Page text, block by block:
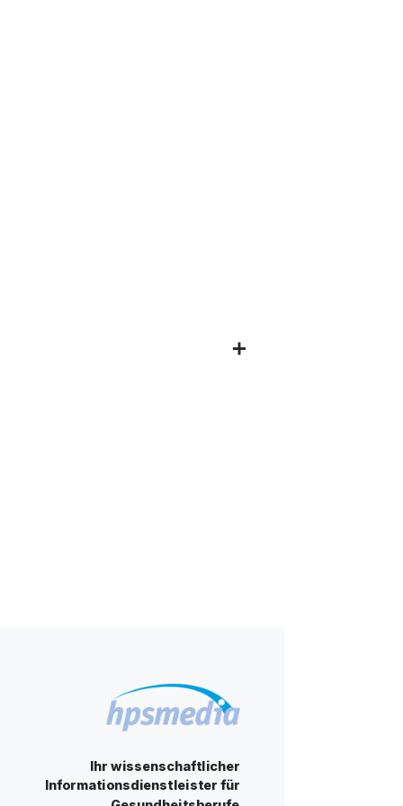
Ihr wissenschaftlicher
Informationsdienstleister für